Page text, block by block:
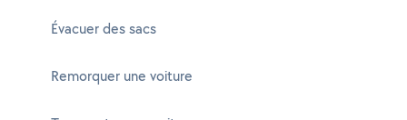
Évacuer des sacs
Remorquer une voiture